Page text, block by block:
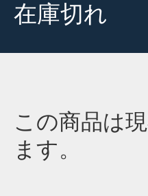
在庫切れ
この商品は
ます。